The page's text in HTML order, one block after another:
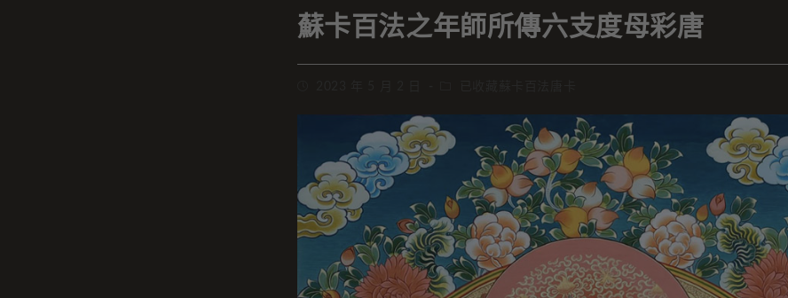
蘇卡百法之年師所傳六支度母彩唐